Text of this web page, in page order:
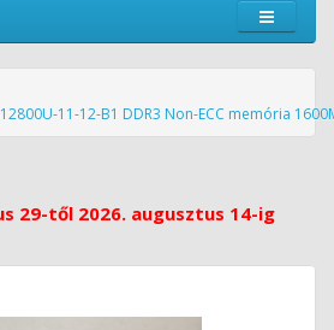
12800U-11-12-B1 DDR3 Non-ECC memória
29-től 2026. augusztus 14-ig